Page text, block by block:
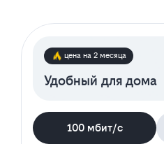
цена на 2 месяца
Удобный для дома
100 мбит/с